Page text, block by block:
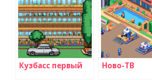
Кузбасс первый Ново-ТВ